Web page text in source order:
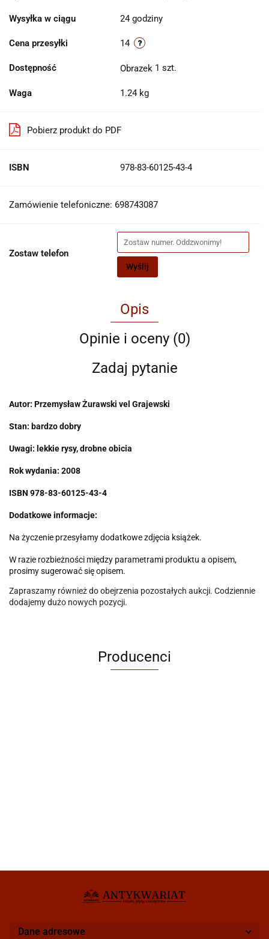
Wysyłka w ciągu 24 godziny
Cena przesyłki 14
Dostępność 1 szt.
Waga 1.24 kg
Pobierz produkt do PDF
ISBN 978-83-60125-43-4
Zamówienie telefoniczne: 698743087
Zostaw telefon
Wyślij
Opis
Opinie i oceny (0)
Zadaj pytanie
Autor: Przemysław Żurawski vel Grajewski
Stan: bardzo dobry
Uwagi: lekkie rysy, drobne obicia
Rok wydania: 2008
ISBN 978-83-60125-43-4
Dodatkowe informacje:
Na życzenie przesyłamy dodatkowe zdjęcia książek.
W razie rozbieżności między parametrami produktu a opisem,
prosimy sugerować się opisem.
Zapraszamy również do obejrzenia pozostałych aukcji. Codziennie
dodajemy dużo nowych pozycji.
Producenci
Dane adresowe